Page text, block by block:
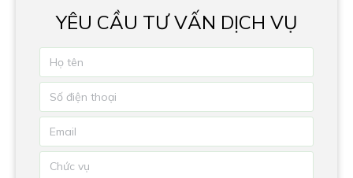
YÊU CẦU TƯ VẤN DỊCH VỤ